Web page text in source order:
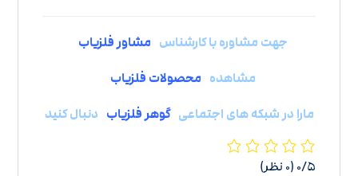
جهت مشاوره با کارشناس مشاور فلزیاب
مشاهده محصولات فلزیاب
مارا در شبکه های اجتماعی گوهر فلزیاب دنبال کنید
‫۰/۵ ‫(۰ نظر)